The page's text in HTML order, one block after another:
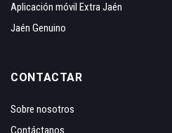
Aplicación móvil Extra Jaén
Jaén Genuino
CONTACTAR
Sobre nosotros
Contáctanos